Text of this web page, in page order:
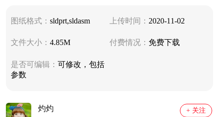
图纸格式： sldprt,sldasm 上传时间： 2020-11-02
文件大小： 4.85M 付费情况： 免费下载
是否可编辑： 可修改，包括
参数
灼灼 + 关注